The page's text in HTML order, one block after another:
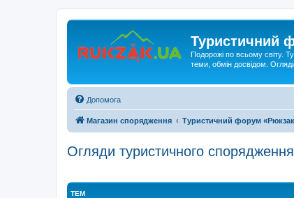
Туристичний
Подорожі по всьому світу.
теми, обмін досвідом.
Допомога
Магазин спорядження Туристичний форум
Огляди туристичного спорядження
ТЕМ